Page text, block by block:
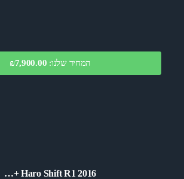
המחיר שלנו: ₪7,900.00
Haro Shift R1 2016 +…